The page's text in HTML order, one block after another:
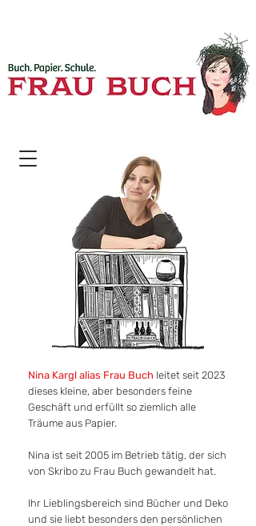
Nina Kargl alias Frau Buch leitet seit 2023
dieses kleine, aber besonders feine
Geschäft und erfüllt so ziemlich alle
Träume aus Papier.
Nina ist seit 2005 im Betrieb tätig, der sich
von Skribo zu Frau Buch gewandelt hat.
Ihr Lieblingsbereich sind Bücher und Deko
und sie liebt besonders den persönlichen